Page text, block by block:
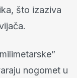
što izaziva
nogomet u